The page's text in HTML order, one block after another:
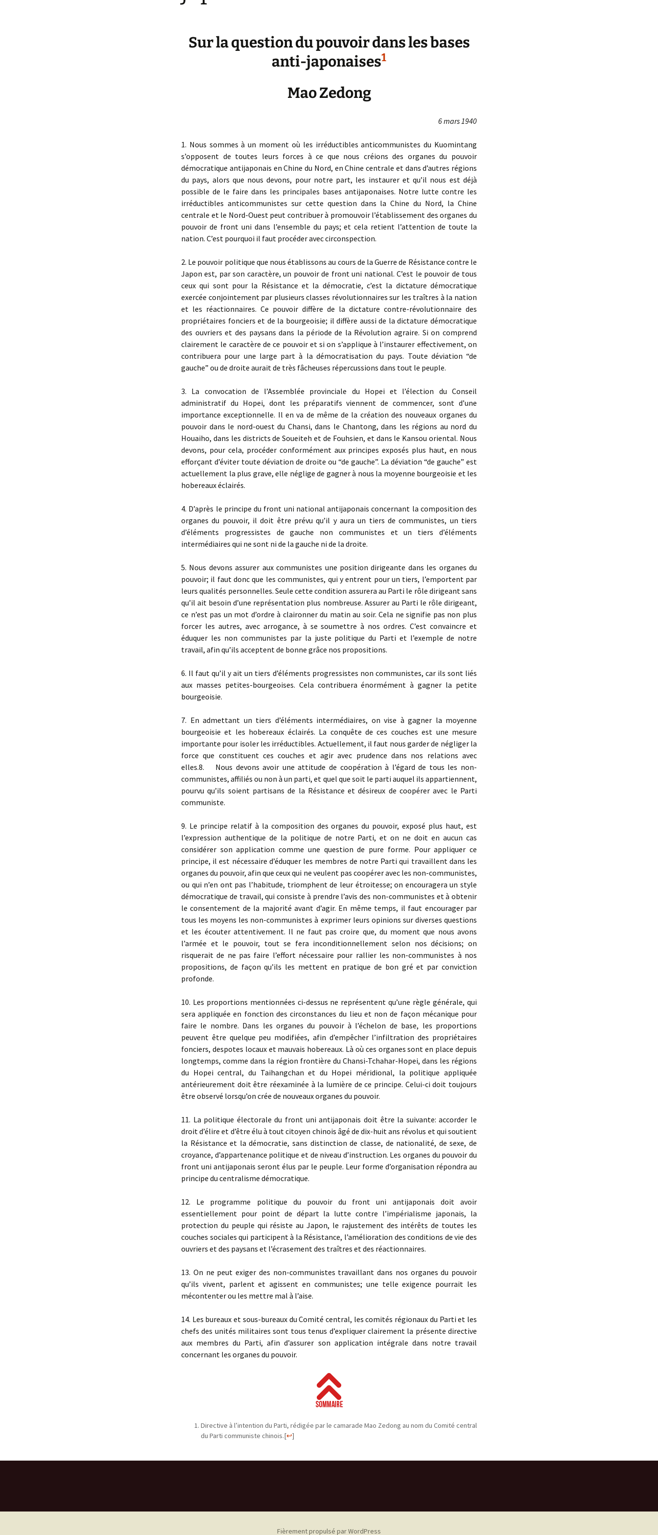
Sur la question du pouvoir dans les bases
anti-japonaises1
Mao Zedong
6 mars 1940
1. Nous sommes à un moment où les irréductibles anticommunistes du Kuomintang
s’opposent de toutes leurs forces à ce que nous créions des organes du pouvoir
démocratique antijaponais en Chine du Nord, en Chine centrale et dans d’autres régions
du pays, alors que nous devons, pour notre part, les instaurer et qu’il nous est déjà
possible de le faire dans les principales bases antijaponaises. Notre lutte contre les
irréductibles anticommunistes sur cette question dans la Chine du Nord, la Chine
centrale et le Nord-Ouest peut contribuer à promouvoir l’établissement des organes du
pouvoir de front uni dans l’ensemble du pays; et cela retient l’attention de toute la
nation. C’est pourquoi il faut procéder avec circonspection.
2. Le pouvoir politique que nous établissons au cours de la Guerre de Résistance contre le
Japon est, par son caractère, un pouvoir de front uni national. C’est le pouvoir de tous
ceux qui sont pour la Résistance et la démocratie, c’est la dictature démocratique
exercée conjointement par plusieurs classes révolutionnaires sur les traîtres à la nation
et les réactionnaires. Ce pouvoir diffère de la dictature contre-révolutionnaire des
propriétaires fonciers et de la bourgeoisie; il diffère aussi de la dictature démocratique
des ouvriers et des paysans dans la période de la Révolution agraire. Si on comprend
clairement le caractère de ce pouvoir et si on s’applique à l’instaurer effectivement, on
contribuera pour une large part à la démocratisation du pays. Toute déviation “de
gauche” ou de droite aurait de très fâcheuses répercussions dans tout le peuple.
3. La convocation de l’Assemblée provinciale du Hopei et l’élection du Conseil
administratif du Hopei, dont les préparatifs viennent de commencer, sont d’une
importance exceptionnelle. Il en va de même de la création des nouveaux organes du
pouvoir dans le nord-ouest du Chansi, dans le Chantong, dans les régions au nord du
Houaiho, dans les districts de Soueiteh et de Fouhsien, et dans le Kansou oriental. Nous
devons, pour cela, procéder conformément aux principes exposés plus haut, en nous
efforçant d’éviter toute déviation de droite ou “de gauche”. La déviation “de gauche” est
actuellement la plus grave, elle néglige de gagner à nous la moyenne bourgeoisie et les
hobereaux éclairés.
4. D’après le principe du front uni national antijaponais concernant la composition des
organes du pouvoir, il doit être prévu qu’il y aura un tiers de communistes, un tiers
d’éléments progressistes de gauche non communistes et un tiers d’éléments
intermédiaires qui ne sont ni de la gauche ni de la droite.
5. Nous devons assurer aux communistes une position dirigeante dans les organes du
pouvoir; il faut donc que les communistes, qui y entrent pour un tiers, l’emportent par
leurs qualités personnelles. Seule cette condition assurera au Parti le rôle dirigeant sans
qu’il ait besoin d’une représentation plus nombreuse. Assurer au Parti le rôle dirigeant,
ce n’est pas un mot d’ordre à claironner du matin au soir. Cela ne signifie pas non plus
forcer les autres, avec arrogance, à se soumettre à nos ordres. C’est convaincre et
éduquer les non communistes par la juste politique du Parti et l’exemple de notre
travail, afin qu’ils acceptent de bonne grâce nos propositions.
6. Il faut qu’il y ait un tiers d’éléments progressistes non communistes, car ils sont liés
aux masses petites-bourgeoises. Cela contribuera énormément à gagner la petite
bourgeoisie.
7. En admettant un tiers d’éléments intermédiaires, on vise à gagner la moyenne
bourgeoisie et les hobereaux éclairés. La conquête de ces couches est une mesure
importante pour isoler les irréductibles. Actuellement, il faut nous garder de négliger la
force que constituent ces couches et agir avec prudence dans nos relations avec
elles.8. Nous devons avoir une attitude de coopération à l’égard de tous les non-
communistes, affiliés ou non à un parti, et quel que soit le parti auquel ils appartiennent,
pourvu qu’ils soient partisans de la Résistance et désireux de coopérer avec le Parti
communiste.
9. Le principe relatif à la composition des organes du pouvoir, exposé plus haut, est
l’expression authentique de la politique de notre Parti, et on ne doit en aucun cas
considérer son application comme une question de pure forme. Pour appliquer ce
principe, il est nécessaire d’éduquer les membres de notre Parti qui travaillent dans les
organes du pouvoir, afin que ceux qui ne veulent pas coopérer avec les non-communistes,
ou qui n’en ont pas l’habitude, triomphent de leur étroitesse; on encouragera un style
démocratique de travail, qui consiste à prendre l’avis des non-communistes et à obtenir
le consentement de la majorité avant d’agir. En même temps, il faut encourager par
tous les moyens les non-communistes à exprimer leurs opinions sur diverses questions
et les écouter attentivement. Il ne faut pas croire que, du moment que nous avons
l’armée et le pouvoir, tout se fera inconditionnellement selon nos décisions; on
risquerait de ne pas faire l’effort nécessaire pour rallier les non-communistes à nos
propositions, de façon qu’ils les mettent en pratique de bon gré et par conviction
profonde.
10. Les proportions mentionnées ci-dessus ne représentent qu’une règle générale, qui
sera appliquée en fonction des circonstances du lieu et non de façon mécanique pour
faire le nombre. Dans les organes du pouvoir à l’échelon de base, les proportions
peuvent être quelque peu modifiées, afin d’empêcher l’infiltration des propriétaires
fonciers, despotes locaux et mauvais hobereaux. Là où ces organes sont en place depuis
longtemps, comme dans la région frontière du Chansi-Tchahar-Hopei, dans les régions
du Hopei central, du Taihangchan et du Hopei méridional, la politique appliquée
antérieurement doit être réexaminée à la lumière de ce principe. Celui-ci doit toujours
être observé lorsqu’on crée de nouveaux organes du pouvoir.
11. La politique électorale du front uni antijaponais doit être la suivante: accorder le
droit d’élire et d’être élu à tout citoyen chinois âgé de dix-huit ans révolus et qui soutient
la Résistance et la démocratie, sans distinction de classe, de nationalité, de sexe, de
croyance, d’appartenance politique et de niveau d’instruction. Les organes du pouvoir du
front uni antijaponais seront élus par le peuple. Leur forme d’organisation répondra au
principe du centralisme démocratique.
12. Le programme politique du pouvoir du front uni antijaponais doit avoir
essentiellement pour point de départ la lutte contre l’impérialisme japonais, la
protection du peuple qui résiste au Japon, le rajustement des intérêts de toutes les
couches sociales qui participent à la Résistance, l’amélioration des conditions de vie des
ouvriers et des paysans et l’écrasement des traîtres et des réactionnaires.
13. On ne peut exiger des non-communistes travaillant dans nos organes du pouvoir
qu’ils vivent, parlent et agissent en communistes; une telle exigence pourrait les
mécontenter ou les mettre mal à l’aise.
14. Les bureaux et sous-bureaux du Comité central, les comités régionaux du Parti et les
chefs des unités militaires sont tous tenus d’expliquer clairement la présente directive
aux membres du Parti, afin d’assurer son application intégrale dans notre travail
concernant les organes du pouvoir.
Directive à l’intention du Parti, rédigée par le camarade Mao Zedong au nom du Comité central
du Parti communiste chinois.[↩]
Fièrement propulsé par WordPress